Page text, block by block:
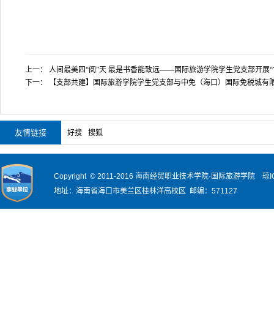
上一：
人间最美四“阅”天 最是书香能致远——国际旅游学院学生党支部开展
下一：
【支部共建】国际旅游学院学生党支部与中免（海口）国际免税城
友情链接 好搜 搜狐
Copyright © 2011-2016 海南经贸职业技术学院·国际旅游学院 琼
地址：海南省海口市美兰区桂林洋高校区 邮编：571127